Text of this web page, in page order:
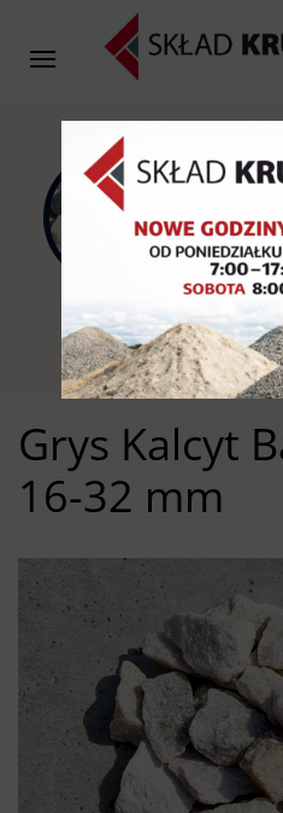
KAMIENIE
OZDOBNE
PIASKI
Grys Kalcyt
16-32 mm